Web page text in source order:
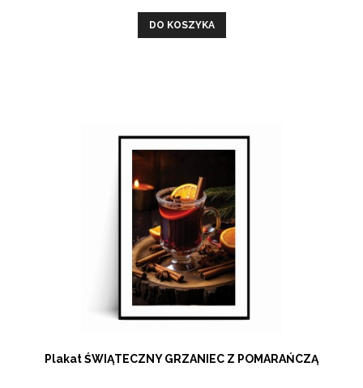
DO KOSZYKA
Plakat ŚWIĄTECZNY GRZANIEC Z POMARAŃCZĄ